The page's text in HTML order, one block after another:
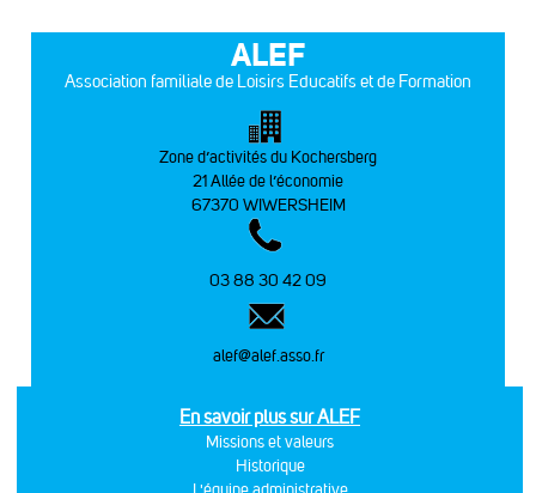
ALEF
Association familiale de Loisirs Educatifs et de Formation
Zone d’activités du Kochersberg
21 Allée de l’économie
67370 WIWERSHEIM
03 88 30 42 09
alef@alef.asso.fr
En savoir plus sur ALEF
Missions et valeurs
Historique